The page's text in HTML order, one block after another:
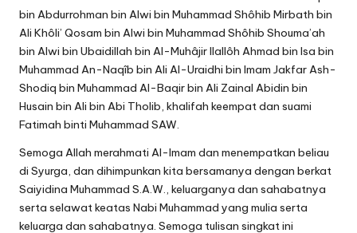
bin Abdurrohman bin Alwi bin Muhammad Shôhib Mirbath bin
Ali Khôli’ Qosam bin Alwi bin Muhammad Shôhib Shouma’ah
bin Alwi bin Ubaidillah bin Al-Muhâjir Ilallôh Ahmad bin Isa bin
Muhammad An-Naqîb bin Ali Al-Uraidhi bin Imam Jakfar Ash-
Shodiq bin Muhammad Al-Baqir bin Ali Zainal Abidin bin
Husain bin Ali bin Abi Tholib, khalifah keempat dan suami
Fatimah binti Muhammad SAW.
Semoga Allah merahmati Al-Imam dan menempatkan beliau
di Syurga, dan dihimpunkan kita bersamanya dengan berkat
Saiyidina Muhammad S.A.W., keluarganya dan sahabatnya
serta selawat keatas Nabi Muhammad yang mulia serta
keluarga dan sahabatnya. Semoga tulisan singkat ini